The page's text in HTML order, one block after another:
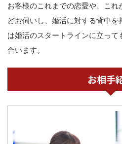
お客様のこれまでの恋愛や、こ
どお伺いし、婚活に対する背中
は婚活のスタートラインに立って
合います。
お相手